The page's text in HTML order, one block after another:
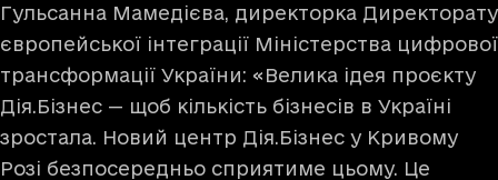
Гульсанна Мамедієва, директорка Директорату
європейської інтеграції Міністерства цифрової
трансформації України: «Велика ідея проєкту
Дія.Бізнес — щоб кількість бізнесів в Україні
зростала. Новий центр Дія.Бізнес у Кривому
Розі безпосередньо сприятиме цьому. Це